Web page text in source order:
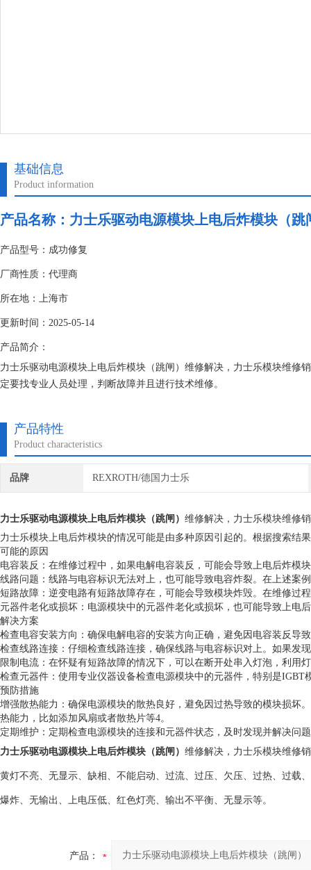
基础信息
Product information
产品名称： 力士乐驱动电源模块上电后炸模块（跳
产品型号：成功修复
厂商性质：代理商
所在地：上海市
更新时间：2025-05-14
产品简介：
力士乐驱动电源模块上电后炸模块（跳闸）维修解决，力士乐模块维修
定要找专业人员处理，判断故障并且进行技术维修。
产品特性
Product characteristics
品牌 REXROTH/德国力士乐
力士乐驱动电源模块上电后炸模块（跳闸） 维修解决，力士乐模块维修
力士乐模块上电后炸模块的情况可能是由多种原因引起的。根据搜索结
可能的原因
电容装反：在维修过程中，如果电解电容装反，可能会导致上电后炸模
线路问题：线路与电容标识无法对上，也可能导致电容炸裂。在上述案
短路故障：逆变电路有短路故障存在，可能会导致模块炸毁。在维修过
元器件老化或损坏：电源模块中的元器件老化或损坏，也可能导致上电
解决方案
检查电容安装方向：确保电解电容的安装方向正确，避免因电容装反导
检查线路连接：仔细检查线路连接，确保线路与电容标识对上。如果发
限制电流：在怀疑有短路故障的情况下，可以在断开处串入灯泡，利用
检查元器件：使用专业仪器设备检查电源模块中的元器件，特别是
预防措施
增强散热能力：确保电源模块的散热良好，避免因过热导致的模块损坏
热能力，比如添加风扇或者散热片等4。
定期维护：定期检查电源模块的连接和元器件状态，及时发现并解决问
力士乐驱动电源模块上电后炸模块（跳闸） 维修解决，力士乐模块维修
黄灯不亮、无显示、缺相、不能启动、过流、过压、欠压、过热、过载
爆炸、无输出、上电压低、红色灯亮、输出不平衡、无显示等。
产品：